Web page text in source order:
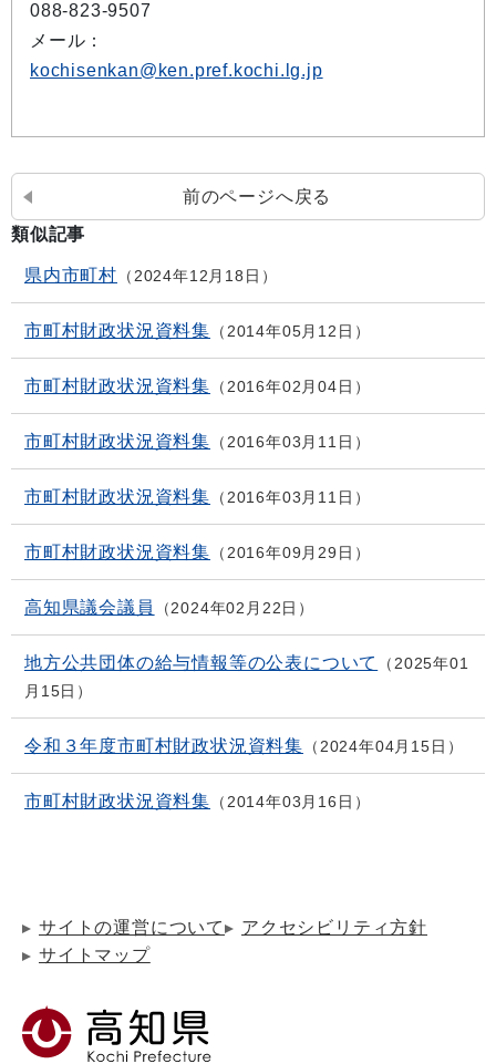
088-823-9507
メール：
kochisenkan@ken.pref.kochi.lg.jp
前のページへ戻る
類似記事
県内市町村 2024年12月18日
市町村財政状況資料集 2014年05月12日
市町村財政状況資料集 2016年02月04日
市町村財政状況資料集 2016年03月11日
市町村財政状況資料集 2016年03月11日
市町村財政状況資料集 2016年09月29日
高知県議会議員 2024年02月22日
地方公共団体の給与情報等の公表について
2025年01
月15日
令和３年度市町村財政状況資料集 2024年04月15日
市町村財政状況資料集 2014年03月16日
サイトの運営について
アクセシビリティ方針
サイトマップ